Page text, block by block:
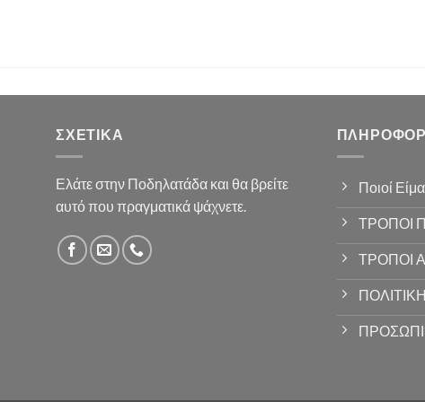
ΣΧΕΤΙΚΆ
Ελάτε στην Ποδηλατάδα και θα βρείτε
αυτό που πραγματικά ψάχνετε.
Ποιοί
ΤΡΟΠΟΙ
ΤΡΟΠΟΙ